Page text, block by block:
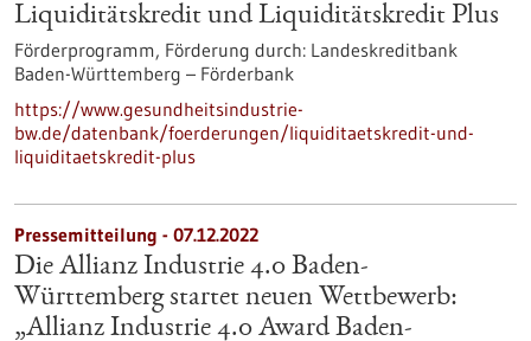
Liquiditätskredit und Liquiditätskredit Plus
Förderprogramm, Förderung durch: Landeskreditbank
Baden-Württemberg – Förderbank
https://www.gesundheitsindustrie-
bw.de/datenbank/foerderungen/liquiditaetskredit-und-
liquiditaetskredit-plus
Pressemitteilung - 07.12.2022
Die Allianz Industrie 4.0 Baden-
Württemberg startet neuen Wettbewerb:
„Allianz Industrie 4.0 Award Baden-